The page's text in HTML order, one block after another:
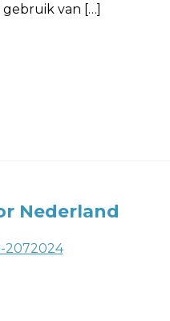
van […]
Nederland
2072024